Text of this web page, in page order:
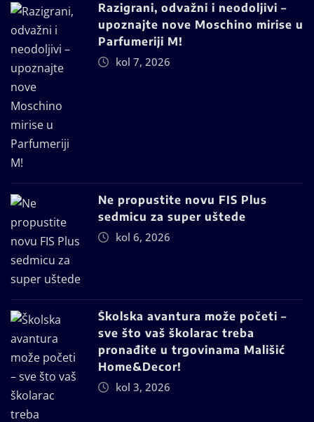
Razigrani, odvažni i neodoljivi –
upoznajte nove Moschino mirise u
Parfumeriji M!
kol 7, 2026
Ne propustite novu FIS Plus
sedmicu za super uštede
kol 6, 2026
Školska avantura može početi –
sve što vaš školarac treba
pronađite u trgovinama Mališić
Home&Decor!
kol 3, 2026